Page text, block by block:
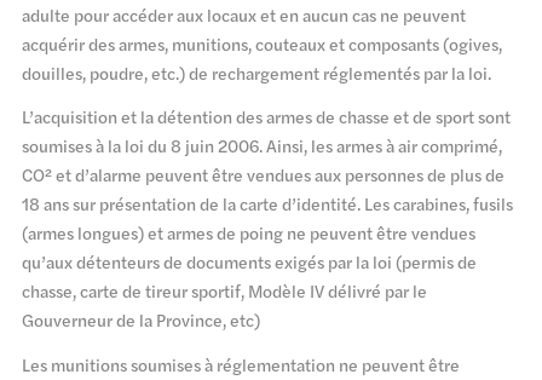
adulte pour accéder aux locaux et en aucun cas ne peuvent
acquérir des armes, munitions, couteaux et composants (ogives,
douilles, poudre, etc.) de rechargement réglementés par la loi.
L’acquisition et la détention des armes de chasse et de sport sont
soumises à la loi du 8 juin 2006. Ainsi, les armes à air comprimé,
CO² et d’alarme peuvent être vendues aux personnes de plus de
18 ans sur présentation de la carte d’identité. Les carabines, fusils
(armes longues) et armes de poing ne peuvent être vendues
qu’aux détenteurs de documents exigés par la loi (permis de
chasse, carte de tireur sportif, Modèle IV délivré par le
Gouverneur de la Province, etc)
Les munitions soumises à réglementation ne peuvent être